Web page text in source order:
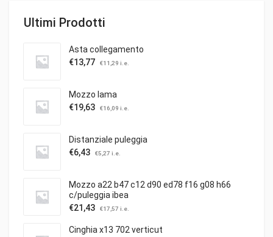
Ultimi Prodotti
Asta collegamento
€13,77 €11,29 i.e.
Mozzo lama
€19,63 €16,09 i.e.
Distanziale puleggia
€6,43 €5,27 i.e.
Mozzo a22 b47 c12 d90 ed78 f16 g08 h66
c/puleggia ibea
€21,43 €17,57 i.e.
Cinghia x13 702 verticut